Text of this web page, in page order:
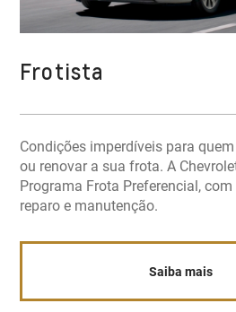
Frotista
Condições imperdíveis para
ou renovar a sua frota. A
Programa Frota Preferencial,
reparo e manutenção.
Saiba mais